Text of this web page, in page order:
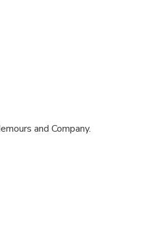
and Company.